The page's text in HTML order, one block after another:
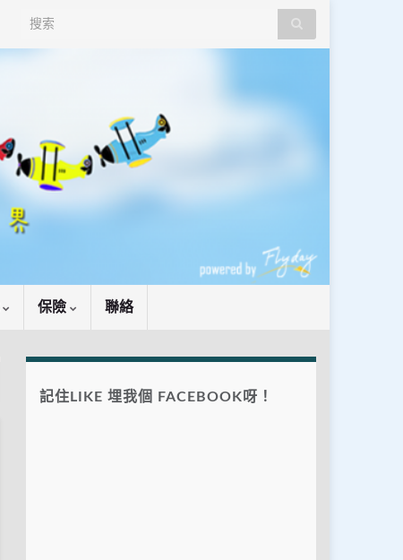
Search for:
保險 聯絡
記住LIKE 埋我個 FACEBOOK呀！